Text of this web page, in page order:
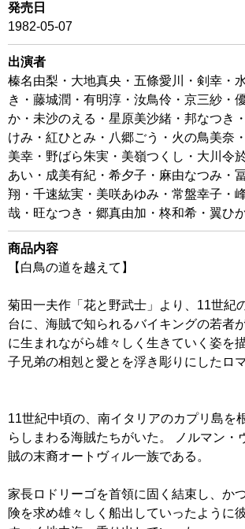
発売日
1982-05-07
出演者
榛名由梨・大地真央・五條愛川・剣幸・
き・藤城潤・有明淳・汝鳥伶・京三紗・
か・未沙のえる・星原美沙緒・邦なつき
けみ・紅ひとみ・八郷ごう・火の鳥美奈
美幸・野ばら朱実・美嶺つくし・大川令
あい・成美有紀・希夕子・麻由なつみ・
翔・千速紘実・美咲あゆみ・常盤幸子・
哉・旺なつき・郷真由加・柊和希・翼ひ
商品内容
【白鳥の道を越えて】
菊田一夫作「花と野武士」より、11世紀
台に、海賊で知られるバイキングの若者
に生まれながら雄々しく生きていく姿を
子兄弟の相剋と愛とを浮き彫りにしたロマ
11世紀中頃の、南イタリアのカプリ島を
らしまわる海賊たちがいた。 ノルマン・
賊の末裔オートヴィル一族である。
家長ロドリーゴを首領に固く結束し、か
険を求め雄々しく船出していったように